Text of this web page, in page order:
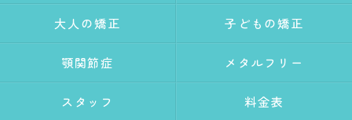
大人の矯正 子どもの矯正
顎関節症 メタルフリー
スタッフ 料金表